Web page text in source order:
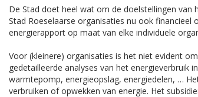
De Stad doet heel wat om de doelstellingen
Stad Roeselaarse organisaties nu ook financieel
energierapport op maat van elke individuele
Voor (kleinere) organisaties is het niet evident
gedetailleerde analyses van het energieverbruik
warmtepomp, energieopslag, energiedelen, …
verbruiken of opwekken van energie. Het